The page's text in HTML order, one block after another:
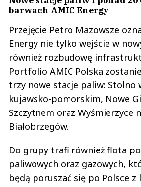
barwach AMIC Energy
Przejęcie Petro Mazowsze
Energy nie tylko wejście w
również rozbudowę
Portfolio AMIC Polska
trzy nowe stacje paliw: Stolno
kujawsko-pomorskim, Nowe
Szczytnem oraz Wyśmierzyce
Białobrzegów.
Do grupy trafi również flota
paliwowych oraz gazowych,
będą poruszać się po Polsce z